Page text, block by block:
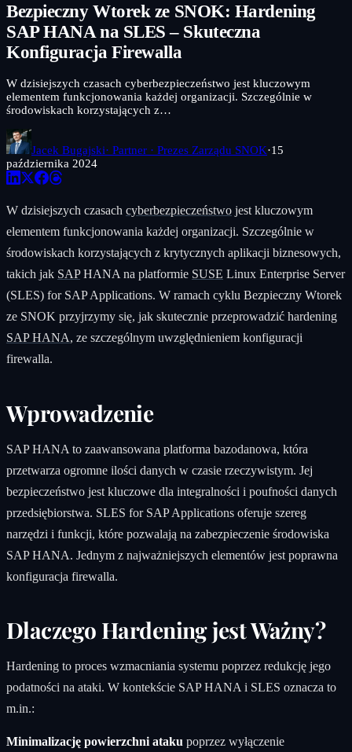
Bezpieczny Wtorek ze SNOK: Hardening
SAP HANA na SLES – Skuteczna
Konfiguracja Firewalla
W dzisiejszych czasach cyberbezpieczeństwo jest kluczowym
elementem funkcjonowania każdej organizacji. Szczególnie w
środowiskach korzystających z…
Jacek Bugajski· Partner · Prezes Zarządu SNOK·15
października 2024
W dzisiejszych czasach cyberbezpieczeństwo jest kluczowym
elementem funkcjonowania każdej organizacji. Szczególnie w
środowiskach korzystających z krytycznych aplikacji biznesowych,
takich jak SAPHANA na platformie SUSE Linux Enterprise Server
(SLES) for SAP Applications. W ramach cyklu Bezpieczny Wtorek
ze SNOK przyjrzymy się, jak skutecznie przeprowadzić hardening
SAP HANA, ze szczególnym uwzględnieniem konfiguracji
firewalla.
Wprowadzenie
SAP HANA to zaawansowana platforma bazodanowa, która
przetwarza ogromne ilości danych w czasie rzeczywistym. Jej
bezpieczeństwo jest kluczowe dla integralności i poufności danych
przedsiębiorstwa. SLES for SAP Applications oferuje szereg
narzędzi i funkcji, które pozwalają na zabezpieczenie środowiska
SAP HANA. Jednym z najważniejszych elementów jest poprawna
konfiguracja firewalla.
Dlaczego Hardening jest Ważny?
Hardening to proces wzmacniania systemu poprzez redukcję jego
podatności na ataki. W kontekście SAP HANA i SLES oznacza to
m.in.:
Minimalizację powierzchni ataku poprzez wyłączenie